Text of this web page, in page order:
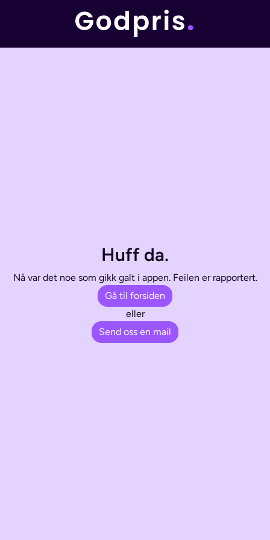
Huff da.
Nå var det noe som gikk galt i appen. Feilen er rapportert.
Gå til forsiden
eller
Send oss en mail